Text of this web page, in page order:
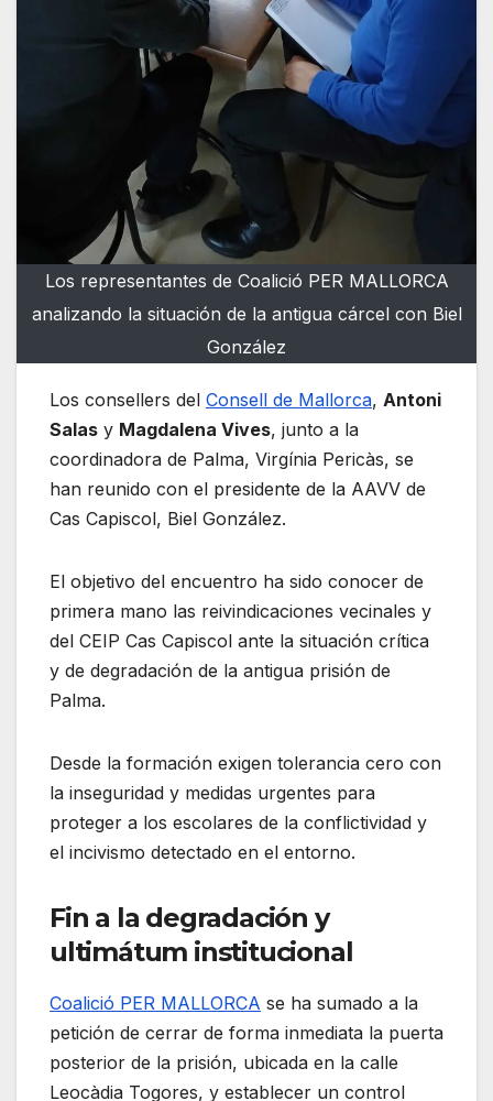
Los representantes de Coalició PER MALLORCA
analizando la situación de la antigua cárcel con Biel
González
Los consellers del Consell de Mallorca, Antoni
Salas y Magdalena Vives, junto a la
coordinadora de Palma, Virgínia Pericàs, se
han reunido con el presidente de la AAVV de
Cas Capiscol, Biel González.
El objetivo del encuentro ha sido conocer de
primera mano las reivindicaciones vecinales y
del CEIP Cas Capiscol ante la situación crítica
y de degradación de la antigua prisión de
Palma.
Desde la formación exigen tolerancia cero con
la inseguridad y medidas urgentes para
proteger a los escolares de la conflictividad y
el incivismo detectado en el entorno.
Fin a la degradación y
ultimátum institucional
Coalició PER MALLORCA se ha sumado a la
petición de cerrar de forma inmediata la puerta
posterior de la prisión, ubicada en la calle
Leocàdia Togores, y establecer un control